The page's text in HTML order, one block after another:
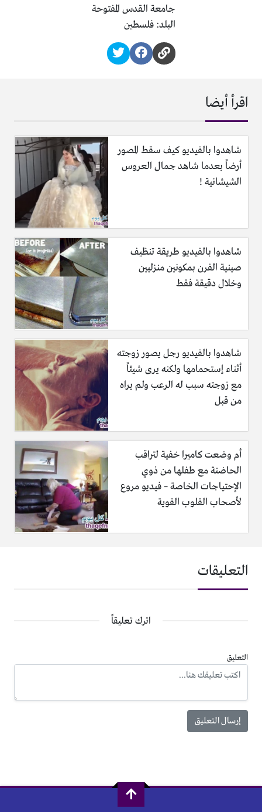
جامعة القدس المفتوحة
البلد: فلسطين
اقرأ أيضا
شاهدوا بالفيديو كيف سقط المصور
أرضاً بعدما شاهد جمال العروس
الشيشانية !
شاهدوا بالفيديو طريقة تنظيف
صينية الفرن بمكونين منزليين
وخلال دقيقة فقط
شاهدوا بالفيديو رجل يصور زوجته
أثناء إستحمامها ولكنه يرى شيئاً
مع زوجته سبب له الرعب ولم يراه
من قبل
أم وضعت كاميرا خفية لتراقب
الحاضنة مع طفلها من ذوي
الإحتياجات الخاصة – فيديو مروع
لأصحاب القلوب القوية
التعليقات
اترك تعليقاً
التعليق